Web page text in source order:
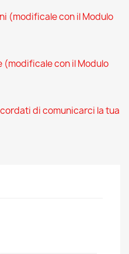
(modificale con il Modulo
(modificale con il Modulo
di comunicarci la tua